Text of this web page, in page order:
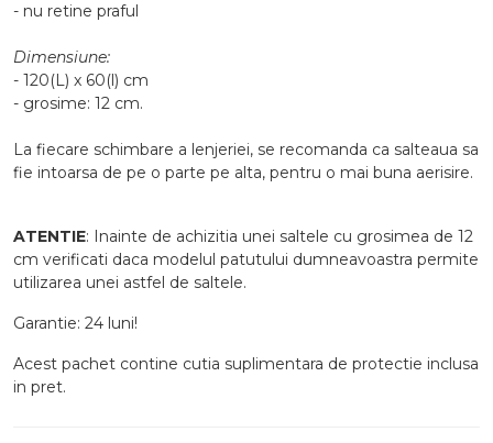
- nu retine praful
Dimensiune:
- 120(L) x 60(l) cm
- grosime: 12 cm.
La fiecare schimbare a lenjeriei, se recomanda ca salteaua sa
fie intoarsa de pe o parte pe alta, pentru o mai buna aerisire.
ATENTIE: Inainte de achizitia unei saltele cu grosimea de 12
cm verificati daca modelul patutului dumneavoastra permite
utilizarea unei astfel de saltele.
Garantie: 24 luni!
Acest pachet contine cutia suplimentara de protectie inclusa
in pret.